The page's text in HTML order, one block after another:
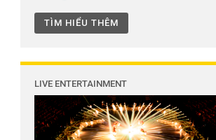
TÌM HIỂU THÊM
LIVE ENTERTAINMENT